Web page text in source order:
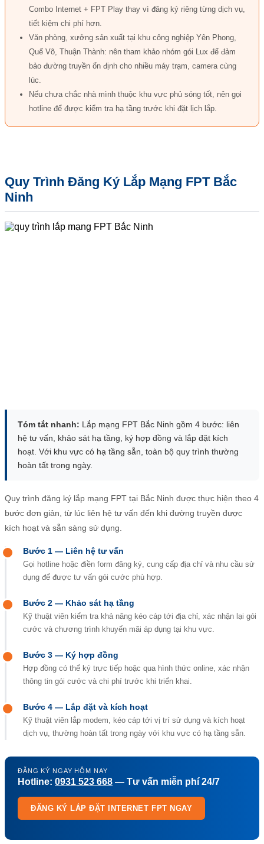
Combo Internet + FPT Play thay vì đăng ký riêng từng dịch vụ,
tiết kiệm chi phí hơn.
Văn phòng, xưởng sản xuất tại khu công nghiệp Yên Phong,
Quế Võ, Thuận Thành: nên tham khảo nhóm gói Lux để đảm
bảo đường truyền ổn định cho nhiều máy trạm, camera cùng
lúc.
Nếu chưa chắc nhà mình thuộc khu vực phủ sóng tốt, nên gọi
hotline để được kiểm tra hạ tầng trước khi đặt lịch lắp.
Quy Trình Đăng Ký Lắp Mạng FPT Bắc
Ninh
Tóm tắt nhanh: Lắp mạng FPT Bắc Ninh gồm 4 bước: liên
hệ tư vấn, khảo sát hạ tầng, ký hợp đồng và lắp đặt kích
hoạt. Với khu vực có hạ tầng sẵn, toàn bộ quy trình thường
hoàn tất trong ngày.
Quy trình đăng ký lắp mạng FPT tại Bắc Ninh được thực hiện theo 4
bước đơn giản, từ lúc liên hệ tư vấn đến khi đường truyền được
kích hoạt và sẵn sàng sử dụng.
Bước 1 — Liên hệ tư vấn
Gọi hotline hoặc điền form đăng ký, cung cấp địa chỉ và nhu cầu sử
dụng để được tư vấn gói cước phù hợp.
Bước 2 — Khảo sát hạ tầng
Kỹ thuật viên kiểm tra khả năng kéo cáp tới địa chỉ, xác nhận lại gói
cước và chương trình khuyến mãi áp dụng tại khu vực.
Bước 3 — Ký hợp đồng
Hợp đồng có thể ký trực tiếp hoặc qua hình thức online, xác nhận
thông tin gói cước và chi phí trước khi triển khai.
Bước 4 — Lắp đặt và kích hoạt
Kỹ thuật viên lắp modem, kéo cáp tới vị trí sử dụng và kích hoạt
dịch vụ, thường hoàn tất trong ngày với khu vực có hạ tầng sẵn.
ĐĂNG KÝ NGAY HÔM NAY
Hotline: 0931 523 668 — Tư vấn miễn phí 24/7
ĐĂNG KÝ LẮP ĐẶT INTERNET FPT NGAY